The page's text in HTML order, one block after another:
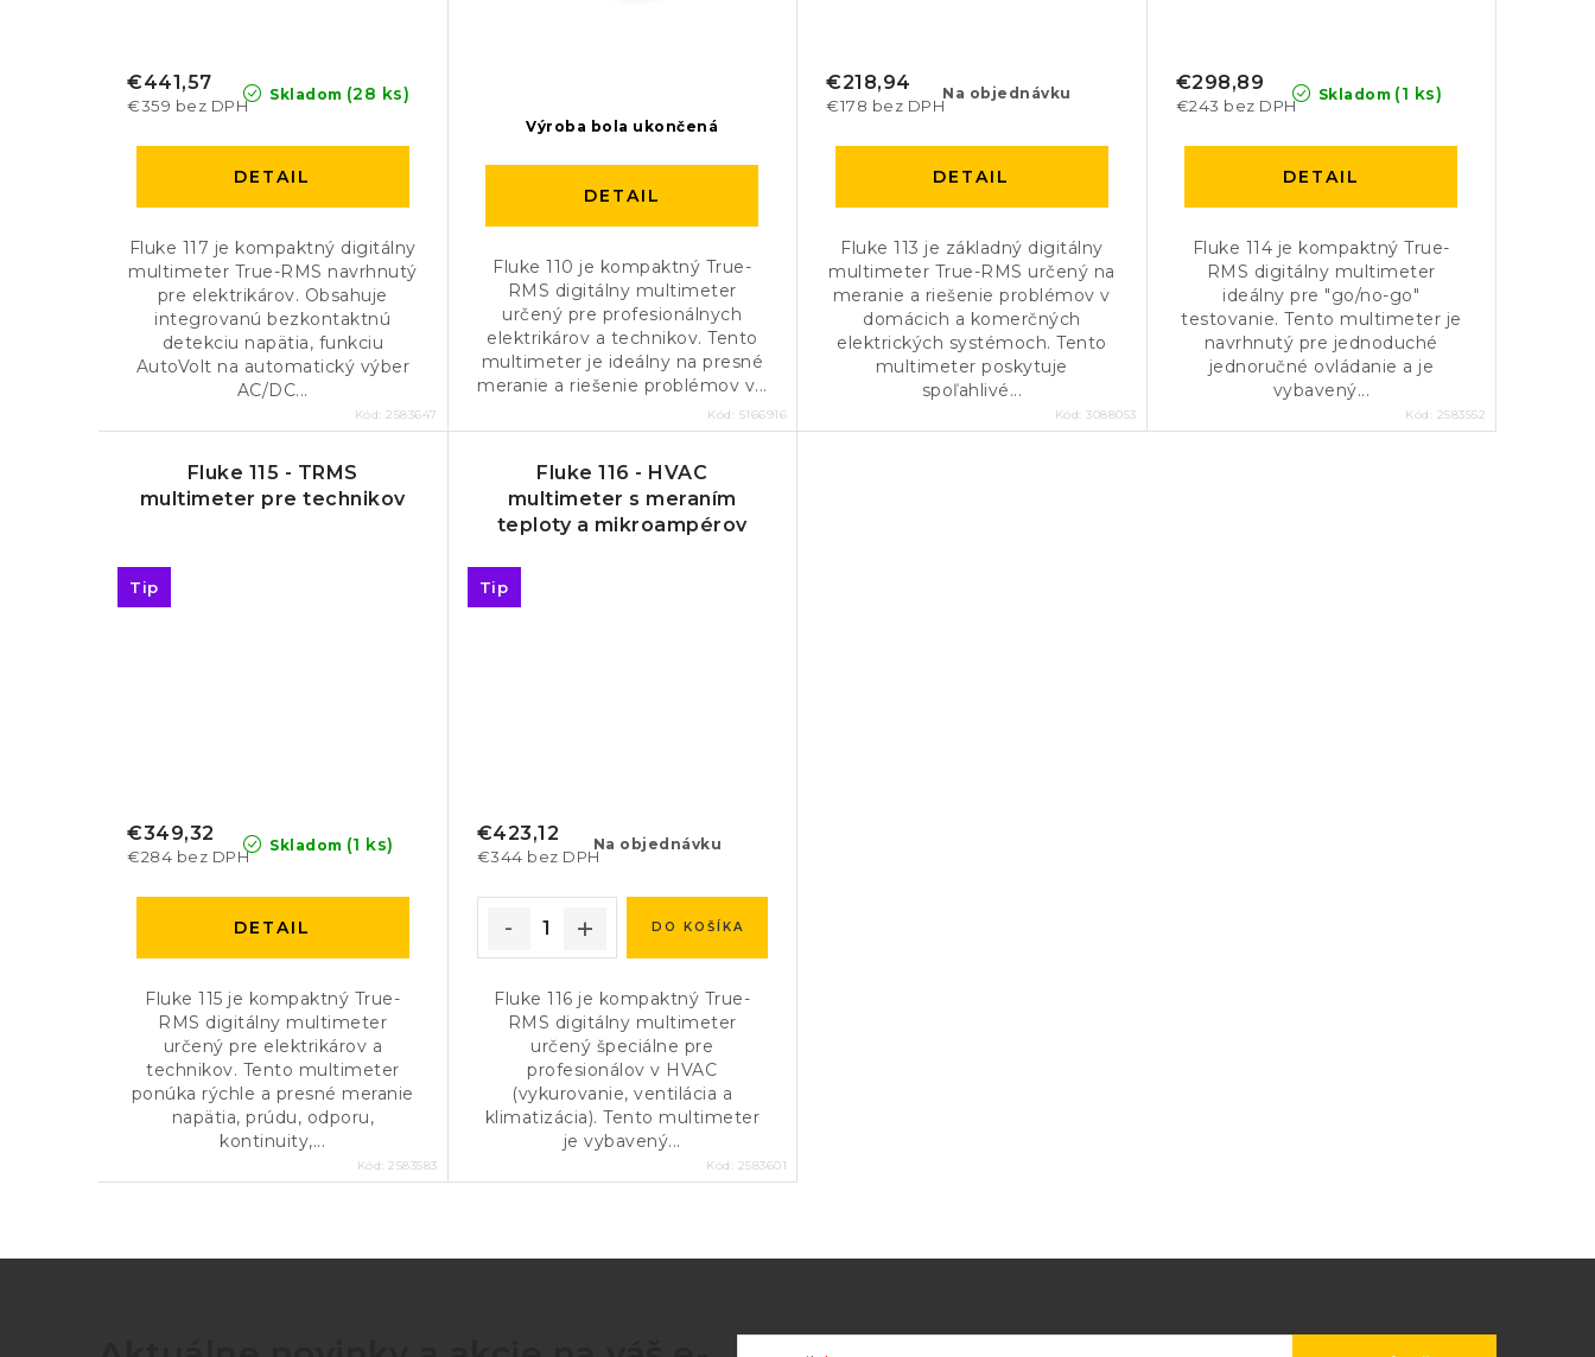
Skladom (28 ks)
€359 bez DPH
€441,57
DETAIL
Fluke 117 je kompaktný digitálny
multimeter True-RMS navrhnutý
pre elektrikárov. Obsahuje
integrovanú bezkontaktnú
detekciu napätia, funkciu
AutoVolt na automatický výber
AC/DC...
Kód: 2583647
Výroba bola ukončená
DETAIL
Fluke 110 je kompaktný True-
RMS digitálny multimeter
určený pre profesionálnych
elektrikárov a technikov. Tento
multimeter je ideálny na presné
meranie a riešenie problémov v...
Kód: 5166916
Na objednávku
€178 bez DPH
€218,94
DETAIL
Fluke 113 je základný digitálny
multimeter True-RMS určený na
meranie a riešenie problémov v
domácich a komerčných
elektrických systémoch. Tento
multimeter poskytuje
spoľahlivé...
Kód: 3088053
Skladom (1 ks)
€243 bez DPH
€298,89
DETAIL
Fluke 114 je kompaktný True-
RMS digitálny multimeter
ideálny pre "go/no-go"
testovanie. Tento multimeter je
navrhnutý pre jednoduché
jednoručné ovládanie a je
vybavený...
Kód: 2583552
Fluke 115 - TRMS
multimeter pre technikov
Tip
Skladom (1 ks)
€284 bez DPH
€349,32
DETAIL
Fluke 115 je kompaktný True-
RMS digitálny multimeter
určený pre elektrikárov a
technikov. Tento multimeter
ponúka rýchle a presné meranie
napätia, prúdu, odporu,
kontinuity,...
Kód: 2583583
Fluke 116 - HVAC
multimeter s meraním
teploty a mikroampérov
Tip
Na objednávku
€344 bez DPH
€423,12
DO KOŠÍKA
Fluke 116 je kompaktný True-
RMS digitálny multimeter
určený špeciálne pre
profesionálov v HVAC
(vykurovanie, ventilácia a
klimatizácia). Tento multimeter
je vybavený...
Kód: 2583601